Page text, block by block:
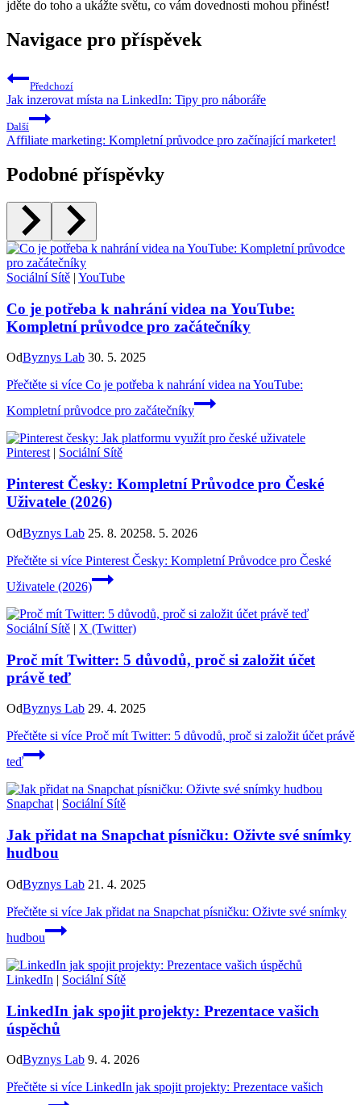
jděte do toho a ukážte⁤ světu, co‍ vám dovednosti mohou přinést!
Navigace pro příspěvek
Předchozí
Jak inzerovat místa na LinkedIn: Tipy pro náboráře
Další
Affiliate marketing: Kompletní průvodce pro začínající marketer!
Podobné příspěvky
Sociální Sítě | YouTube
Co je potřeba k nahrání videa na YouTube:
Kompletní průvodce pro začátečníky
OdByznys Lab 30. 5. 2025
Přečtěte si více Co je potřeba k nahrání videa na YouTube:
Kompletní průvodce pro začátečníky
Pinterest| Sociální Sítě
Pinterest Česky: Kompletní Průvodce pro České
Uživatele (2026)
OdByznys Lab 25. 8. 20258. 5. 2026
Přečtěte si více Pinterest Česky: Kompletní Průvodce pro České
Uživatele (2026)
Sociální Sítě | X (Twitter)
Proč mít Twitter: 5 důvodů, proč si založit účet
právě teď
OdByznys Lab 29. 4. 2025
Přečtěte si více Proč mít Twitter: 5 důvodů, proč si založit účet právě
teď
Snapchat | Sociální Sítě
Jak přidat na Snapchat písničku: Oživte své snímky
hudbou
OdByznys Lab 21. 4. 2025
Přečtěte si více Jak přidat na Snapchat písničku: Oživte své snímky
hudbou
LinkedIn | Sociální Sítě
LinkedIn jak spojit projekty: Prezentace vašich
úspěchů
OdByznys Lab 9. 4. 2026
Přečtěte si více LinkedIn jak spojit projekty: Prezentace vašich